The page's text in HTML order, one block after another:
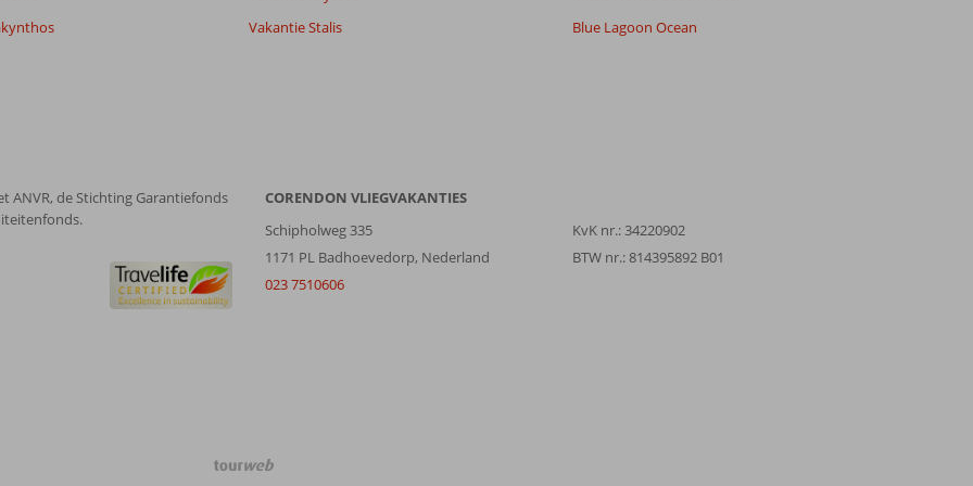
Vakantie Stalis
Blue Lagoon Ocean
ANVR, de Stichting Garantiefonds
CORENDON VLIEGVAKANTIES
Schipholweg 335
1171 PL Badhoevedorp, Nederland
023 7510606
KvK nr.: 34220902
BTW nr.: 814395892 B01
TourWeb